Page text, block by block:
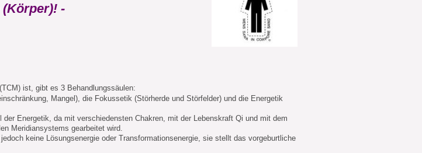
(Körper)! -
ist, gibt es 3 Behandlungssäulen:
Mangel), die Fokussetik (Störherde und Störfelder) und die Energetik
Energetik, da mit verschiedensten Chakren, mit der Lebenskraft Qi und mit dem
Meridiansystems gearbeitet wird.
keine Lösungsenergie oder Transformationsenergie, sie stellt das vorgeburtliche